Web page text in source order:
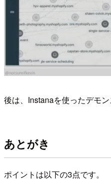
後は、Instanaを使ったデモン
あとがき
ポイントは以下の3点です。